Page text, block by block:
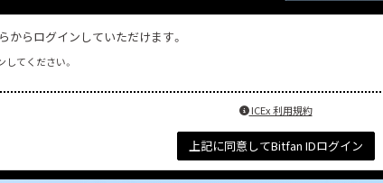
らログインしていただけます。
てください。
ICEx 利用規約
上記に同意してBitfan IDログイン